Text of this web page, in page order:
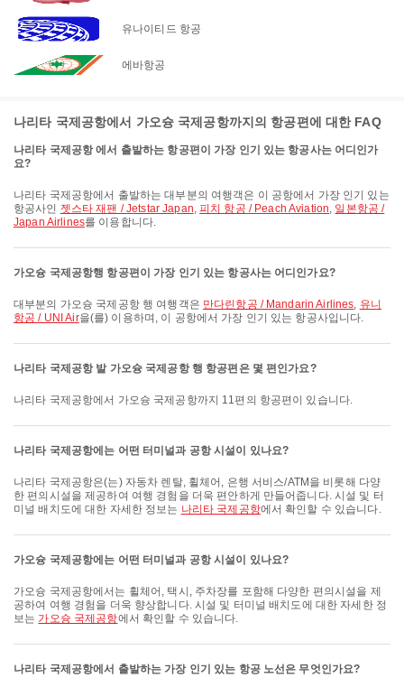
유나이티드 항공
에바항공
나리타 국제공항에서 가오슝 국제공항까지의 항공편에 대한 FAQ
나리타 국제공항 에서 출발하는 항공편이 가장 인기 있는 항공사는 어디인가
요?
나리타 국제공항에서 출발하는 대부분의 여행객은 이 공항에서 가장 인기 있는
항공사인 젯스타 재팬 / Jetstar Japan,피치 항공 / Peach Aviation, 일본항공 /
Japan Airlines를 이용합니다.
가오슝 국제공항행 항공편이 가장 인기 있는 항공사는 어디인가요?
대부분의 가오슝 국제공항 행 여행객은 만다린항공 / Mandarin Airlines, 유니
항공 / UNI Air을(를) 이용하며, 이 공항에서 가장 인기 있는 항공사입니다.
나리타 국제공항 발 가오슝 국제공항 행 항공편은 몇 편인가요?
나리타 국제공항에서 가오슝 국제공항까지 11편의 항공편이 있습니다.
나리타 국제공항에는 어떤 터미널과 공항 시설이 있나요?
나리타 국제공항은(는) 자동차 렌탈, 휠체어, 은행 서비스/ATM을 비롯해 다양
한 편의시설을 제공하여 여행 경험을 더욱 편안하게 만들어줍니다. 시설 및 터
미널 배치도에 대한 자세한 정보는 나리타 국제공항에서 확인할 수 있습니다.
가오슝 국제공항에는 어떤 터미널과 공항 시설이 있나요?
가오슝 국제공항에서는 휠체어, 택시, 주차장를 포함해 다양한 편의시설을 제
공하여 여행 경험을 더욱 향상합니다. 시설 및 터미널 배치도에 대한 자세한 정
보는 가오슝 국제공항에서 확인할 수 있습니다.
나리타 국제공항에서 출발하는 가장 인기 있는 항공 노선은 무엇인가요?